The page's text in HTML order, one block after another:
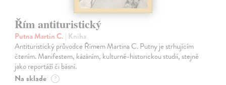
Řím antituristický
Putna Martin C. | Kniha
Antituristický průvodce Římem Martina C. Putny je strhujícím
čtením. Manifestem, kázáním, kulturně-historickou studií, stejně
jako reportáží či básní.
Na sklade ?